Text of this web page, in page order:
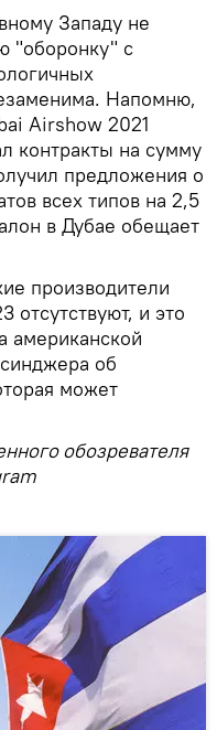
Западу не
"оборонку" с
Напомню,
Airshow 2021
контракты на сумму
предложения о
всех типов на 2,5
в Дубае обещает
производители
и это
американской
об
может
обозревателя